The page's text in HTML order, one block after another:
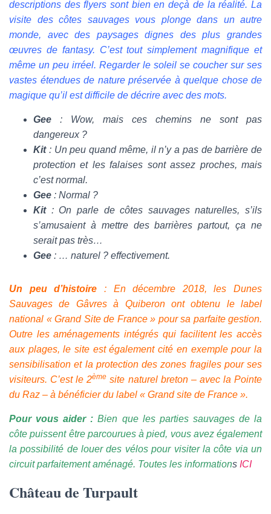
descriptions des flyers sont bien en deçà de la réalité. La
visite des côtes sauvages vous plonge dans un autre
monde, avec des paysages dignes des plus grandes
œuvres de fantasy. C’est tout simplement magnifique et
même un peu irréel. Regarder le soleil se coucher sur ses
vastes étendues de nature préservée à quelque chose de
magique qu’il est difficile de décrire avec des mots.
Gee : Wow, mais ces chemins ne sont pas
dangereux ?
Kit: Un peu quand même, il n’y a pas de barrière de
protection et les falaises sont assez proches, mais
c’est normal.
Gee : Normal ?
Kit: On parle de côtes sauvages naturelles, s’ils
s’amusaient à mettre des barrières partout, ça ne
serait pas très…
Gee : … naturel ? effectivement.
Un peu d’histoire : En décembre 2018, les Dunes
Sauvages de Gâvres à Quiberon ont obtenu le label
national « Grand Site de France » pour sa parfaite gestion.
Outre les aménagements intégrés qui facilitent les accès
aux plages, le site est également cité en exemple pour la
sensibilisation et la protection des zones fragiles pour ses
visiteurs. C’est le 2ème site naturel breton – avec la Pointe
du Raz – à bénéficier du label « Grand site de France ».
Pour vous aider : Bien que les parties sauvages de la
côte puissent être parcourues à pied, vous avez également
la possibilité de louer des vélos pour visiter la côte via un
circuit parfaitement aménagé. Toutes les informations ICI
Château de Turpault